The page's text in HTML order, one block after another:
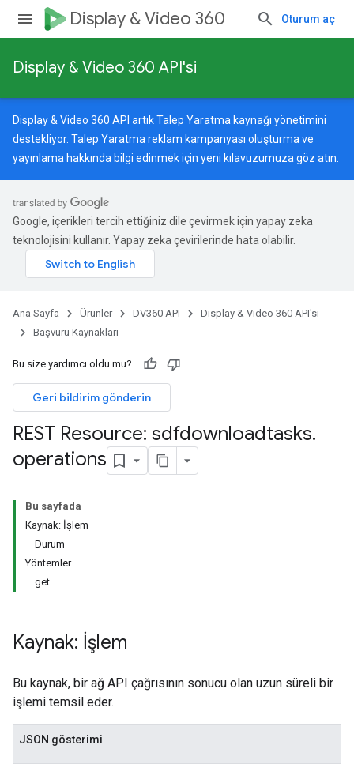
Display & Video 360 Oturum aç
Display & Video 360 API'si
Display & Video 360 API artık Talep Yaratma kaynağı yönetimini
destekliyor. Talep Yaratma reklam kampanyası oluşturma ve
yayınlama hakkında bilgi edinmek için yeni kılavuzumuza göz atın.
Google, içerikleri tercih ettiğiniz dile çevirmek için yapay zeka
teknolojisini kullanır. Yapay zeka çevirilerinde hata olabilir.
Ana Sayfa Ürünler DV360 API
Display & Video 360 API'si
Başvuru Kaynakları
Bu size yardımcı oldu mu?
Geri bildirim gönderin
REST Resource: sdfdownloadtasks.
operations
Bu sayfada
Kaynak: İşlem
Durum
Yöntemler
get
Kaynak: İşlem
Bu kaynak, bir ağ API çağrısının sonucu olan uzun süreli bir
işlemi temsil eder.
JSON gösterimi